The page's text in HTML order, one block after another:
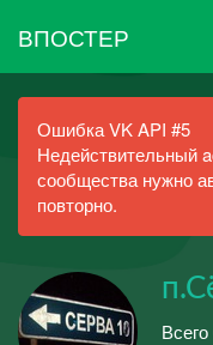
ВПОСТЕР
Ошибка VK API #5
Недействительный
сообщества нужно
повторно.